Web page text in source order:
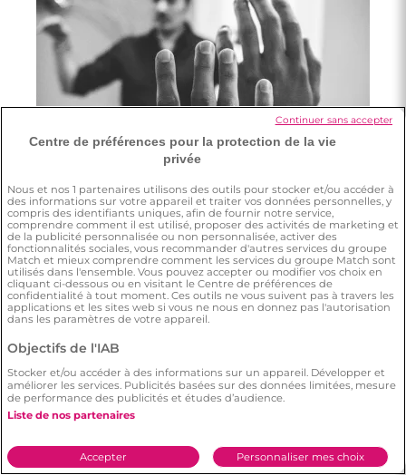
4 minutes
Premier rendez-vous : le pire et le meilleur
Ce qu'il faut retenir
Qu'est-ce que le "frontal" comme
phrase d'accroche pour un premier
Le "frontal" est une approche directe pour
une phrase d'accroche. C'est une tactique qui
peut comporter des risques, mais si elle est
Comment utiliser la franchise comme
phrase d'accroche ?
Le fait de manifester ouvertement son désir
Centre de préférences pour la protection de la vie
privée
Nous et nos 1 partenaires utilisons des outils pour stocker et/ou accéder à
des informations sur votre appareil et traiter vos données personnelles, y
compris des identifiants uniques, afin de fournir notre service,
comprendre comment il est utilisé, proposer des activités de marketing et
de la publicité personnalisée ou non personnalisée, activer des
fonctionnalités sociales, vous recommander d'autres services du groupe
Match et mieux comprendre comment les services du groupe Match sont
utilisés dans l'ensemble. Vous pouvez accepter ou modifier vos choix en
cliquant ci-dessous ou en visitant le Centre de préférences de
confidentialité à tout moment. Ces outils ne vous suivent pas à travers les
applications et les sites web si vous ne nous en donnez pas l'autorisation
dans les paramètres de votre appareil.
Objectifs de l'IAB
Stocker et/ou accéder à des informations sur un appareil. Développer et
améliorer les services. Publicités basées sur des données limitées, mesure
de performance des publicités et études d’audience.
Liste de nos partenaires
Personnaliser mes choix
Accepter
Continuer sans accepter